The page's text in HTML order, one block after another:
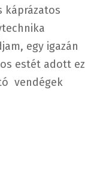
káprázatos
egy igazán
estét adott ez
vendégek